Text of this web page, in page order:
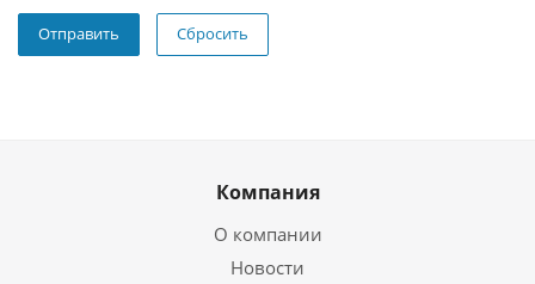
Сбросить
Компания
О компании
Новости